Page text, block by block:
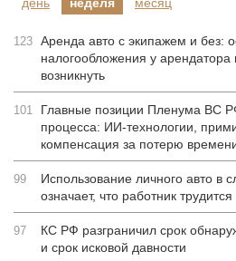
123 Аренда авто с экипажем и без:
налогообложения у арендатора
возникнуть
101
Главные позиции Пленума ВС
процесса: ИИ-технологии,
компенсация за потерю
99
Использование личного авто в
означает, что работник
97
КС РФ разграничил срок
и срок исковой давности